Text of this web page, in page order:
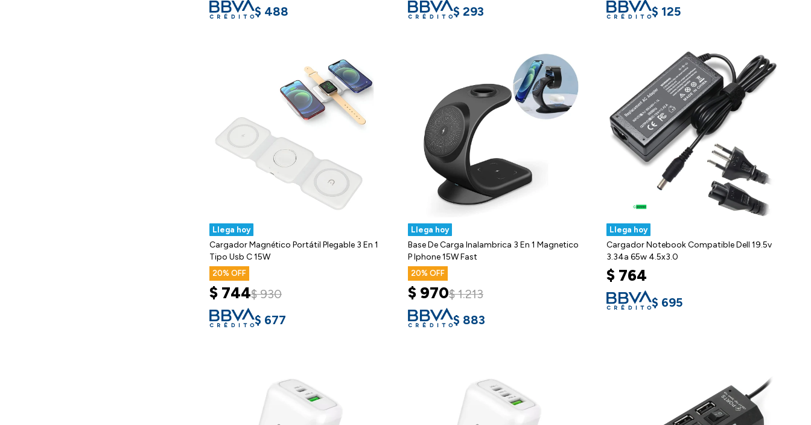
$ 488
$ 293
$ 125
Llega hoy
Cargador Magnético Portátil Plegable 3 En 1
Tipo Usb C 15W
20
$ 744$ 930
$ 677
Llega hoy
Base De Carga Inalambrica 3 En 1 Magnetico
P Iphone 15W Fast
20
$ 970$ 1.213
$ 883
Llega hoy
Cargador Notebook Compatible Dell 19.5v
3.34a 65w 4.5x3.0
$ 764
$ 695